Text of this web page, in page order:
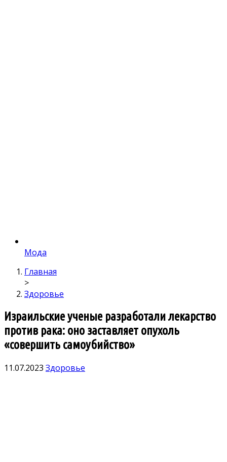
Мода
Главная
>
Здоровье
Израильские ученые разработали лекарство
против рака: оно заставляет опухоль
«совершить самоубийство»
11.07.2023 Здоровье